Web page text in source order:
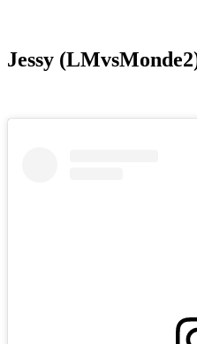
Jessy